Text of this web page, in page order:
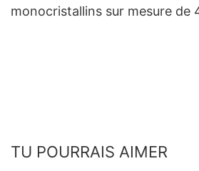
monocristallins sur mesure de
TU POURRAIS AIMER